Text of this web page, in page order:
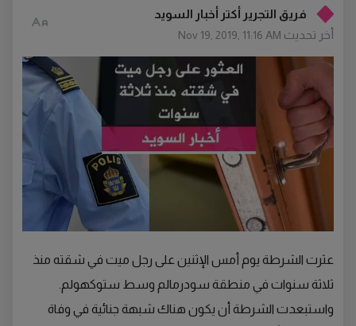
فريق التجرير أكتر أخبار السويد
أخر تحديث Nov 19, 2019, 11:16 AM
عثرت الشرطة يوم أمس الإثنين على رجل ميت في شقته منذ
ثلاثة سنوات في منطقة سودرمالم وسط ستوكهولم.
واستبعدت الشرطة أن يكون هناك شبهة جنائية في وفاة